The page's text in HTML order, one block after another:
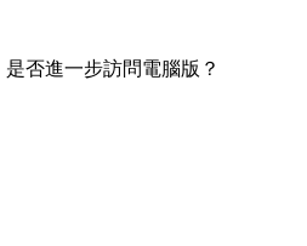
否進一步訪問電腦版？